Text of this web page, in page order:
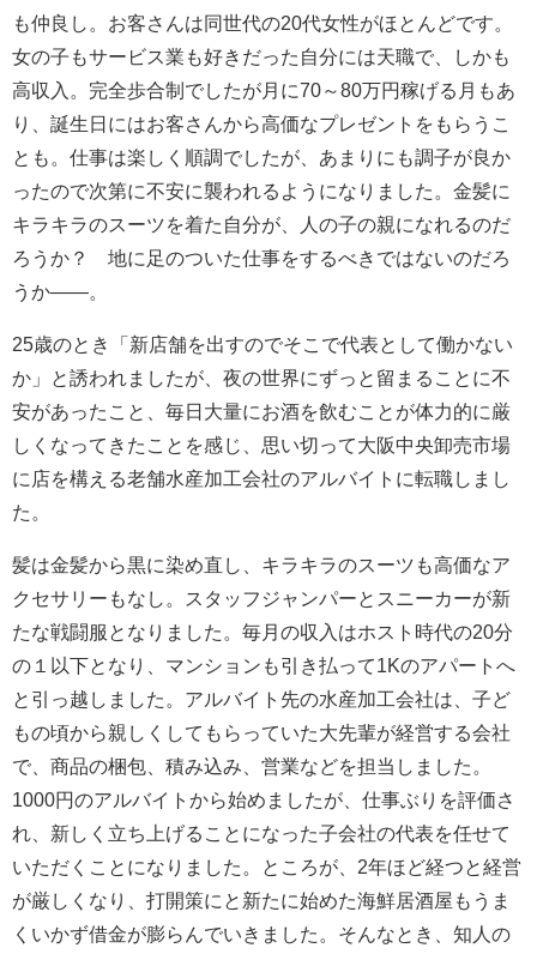
も仲良し。お客さんは同世代の20代女性がほとんどです。
女の子もサービス業も好きだった自分には天職で、しかも
高収入。完全歩合制でしたが月に70～80万円稼げる月もあ
り、誕生日にはお客さんから高価なプレゼントをもらうこ
とも。仕事は楽しく順調でしたが、あまりにも調子が良か
ったので次第に不安に襲われるようになりました。金髪に
キラキラのスーツを着た自分が、人の子の親になれるのだ
ろうか？ 地に足のついた仕事をするべきではないのだろ
うか――。
25歳のとき「新店舗を出すのでそこで代表として働かない
か」と誘われましたが、夜の世界にずっと留まることに不
安があったこと、毎日大量にお酒を飲むことが体力的に厳
しくなってきたことを感じ、思い切って大阪中央卸売市場
に店を構える老舗水産加工会社のアルバイトに転職しまし
た。
髪は金髪から黒に染め直し、キラキラのスーツも高価なア
クセサリーもなし。スタッフジャンパーとスニーカーが新
たな戦闘服となりました。毎月の収入はホスト時代の20分
の１以下となり、マンションも引き払って1Kのアパートへ
と引っ越しました。アルバイト先の水産加工会社は、子ど
もの頃から親しくしてもらっていた大先輩が経営する会社
で、商品の梱包、積み込み、営業などを担当しました。
1000円のアルバイトから始めましたが、仕事ぶりを評価さ
れ、新しく立ち上げることになった子会社の代表を任せて
いただくことになりました。ところが、2年ほど経つと経営
が厳しくなり、打開策にと新たに始めた海鮮居酒屋もうま
くいかず借金が膨らんでいきました。そんなとき、知人の